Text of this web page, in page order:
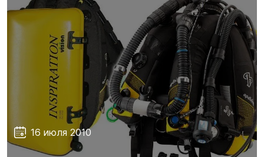
Фридайвинг
Детям
Бассейн
SUP-
сёрфинг
Подарочные
16 июля 2010